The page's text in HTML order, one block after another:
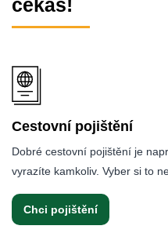
čekáš!
Cestovní pojištění
Dobré cestovní pojištění je
vyrazíte kamkoliv. Vyber si to
Chci pojištění